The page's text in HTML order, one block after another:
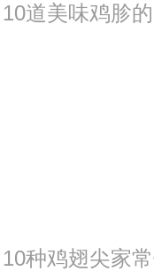
道美味鸡胗
种鸡翅尖家